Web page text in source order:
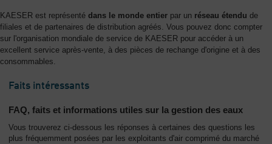
KAESER est représenté dans le monde entier par un réseau étendu de
filiales et de partenaires de distribution agréés. Vous pouvez donc compter
sur l'organisation mondiale de service de KAESER pour accéder à un
excellent service après-vente, à des pièces de rechange d'origine et à des
consommables.
Faits intéressants
FAQ, faits et informations utiles sur la gestion des eaux
Vous trouverez ci-dessous les réponses à certaines des questions les
plus fréquemment posées par les exploitants d'air comprimé du marché